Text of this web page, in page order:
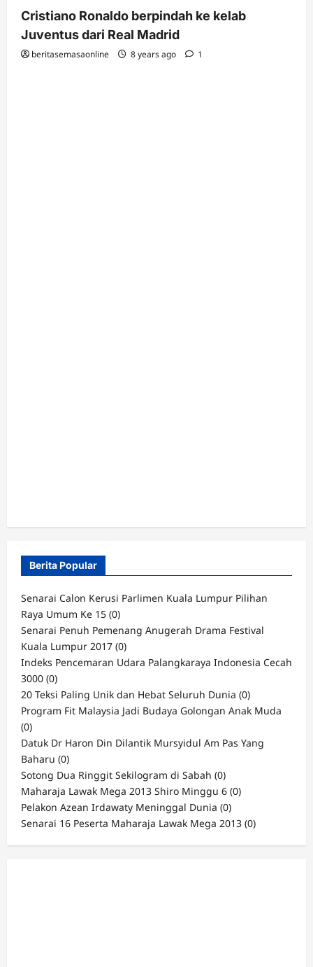
Cristiano Ronaldo berpindah ke kelab
Juventus dari Real Madrid
beritasemasaonline 8 years ago 1
Berita Popular
Senarai Calon Kerusi Parlimen Kuala Lumpur Pilihan
Raya Umum Ke 15 (0)
Senarai Penuh Pemenang Anugerah Drama Festival
Kuala Lumpur 2017 (0)
Indeks Pencemaran Udara Palangkaraya Indonesia Cecah
3000 (0)
20 Teksi Paling Unik dan Hebat Seluruh Dunia (0)
Program Fit Malaysia Jadi Budaya Golongan Anak Muda
(0)
Datuk Dr Haron Din Dilantik Mursyidul Am Pas Yang
Baharu (0)
Sotong Dua Ringgit Sekilogram di Sabah (0)
Maharaja Lawak Mega 2013 Shiro Minggu 6 (0)
Pelakon Azean Irdawaty Meninggal Dunia (0)
Senarai 16 Peserta Maharaja Lawak Mega 2013 (0)